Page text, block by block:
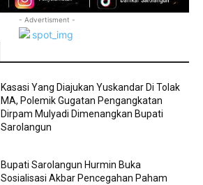
- Advertisment -
Kasasi Yang Diajukan Yuskandar Di Tolak
MA, Polemik Gugatan Pengangkatan
Dirpam Mulyadi Dimenangkan Bupati
Sarolangun
Bupati Sarolangun Hurmin Buka
Sosialisasi Akbar Pencegahan Paham